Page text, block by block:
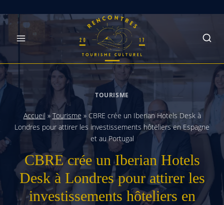
Skip
content
TOURISME
Accueil » Tourisme » CBRE crée un Iberian Hotels Desk à
Londres pour attirer les investissements hôteliers en Espagne
et au Portugal
CBRE crée un Iberian Hotels
Desk à Londres pour attirer les
investissements hôteliers en